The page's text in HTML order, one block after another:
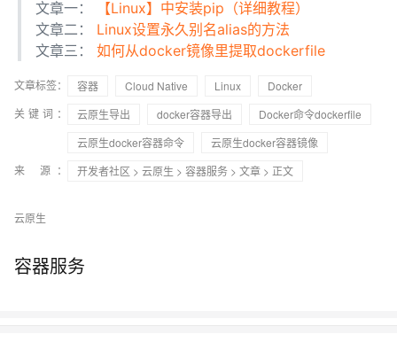
文章一：
【Linux】中安装pip（详细教程）
文章二： Linux设置永久别名alias的方法
文章三： 如何从docker镜像里提取dockerfile
文章标签： 容器 Cloud Native Linux
Docker
关键词：
云原生导出 docker容器导出
Docker命令dockerfile
云原生docker容器命令
云原生docker容器镜像
来 源：
开发者社区 > 云原生 > 容器服务 > 文章 > 正文
云原生
容器服务